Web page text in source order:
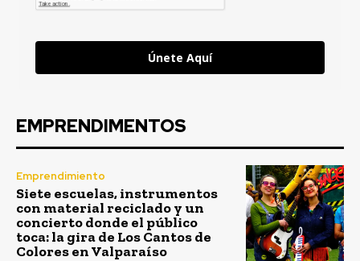
Únete Aquí
EMPRENDIMENTOS
Emprendimiento
Siete escuelas, instrumentos
con material reciclado y un
concierto donde el público
toca: la gira de Los Cantos de
Colores en Valparaíso